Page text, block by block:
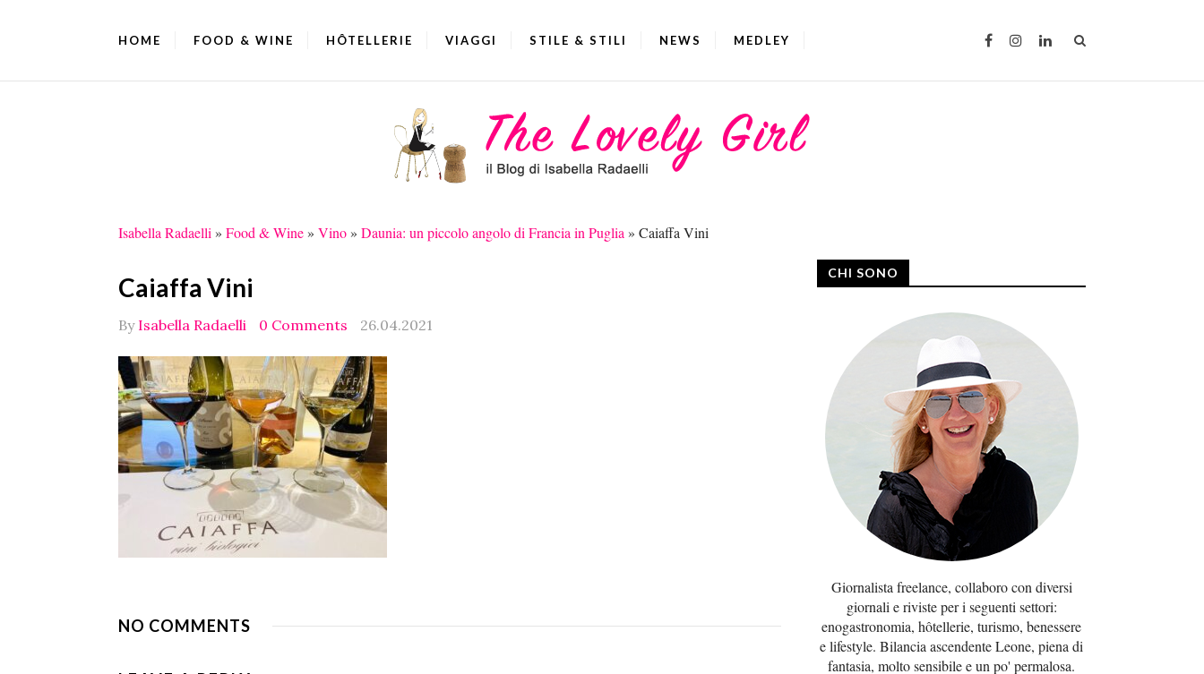
HOME FOOD & WINE HÔTELLERIE VIAGGI STILE & STILI NEWS MEDLEY
Isabella Radaelli » Food & Wine» Vino» Daunia: un piccolo angolo di Francia in Puglia » Caiaffa Vini
Caiaffa Vini
By Isabella Radaelli 0 Comments 26.04.2021
NO COMMENTS
CHI SONO
Giornalista freelance, collaboro con diversi
giornali e riviste per i seguenti settori:
enogastronomia, hôtellerie, turismo, benessere
e lifestyle. Bilancia ascendente Leone, piena di
fantasia, molto sensibile e un po' permalosa.